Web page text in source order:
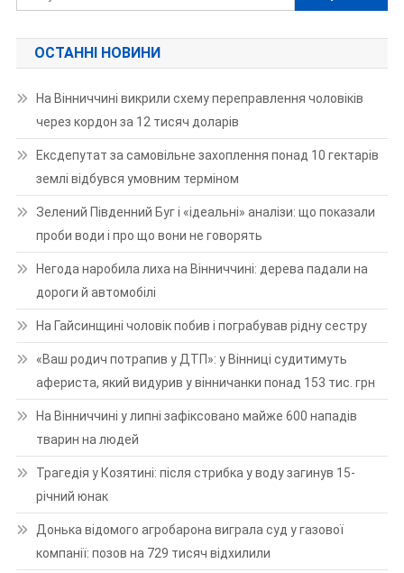
ОСТАННІ НОВИНИ
На Вінниччині викрили схему переправлення чоловіків
через кордон за 12 тисяч доларів
Ексдепутат за самовільне захоплення понад 10 гектарів
землі відбувся умовним терміном
Зелений Південний Буг і «ідеальні» аналізи: що показали
проби води і про що вони не говорять
Негода наробила лиха на Вінниччині: дерева падали на
дороги й автомобілі
На Гайсинщині чоловік побив і пограбував рідну сестру
«Ваш родич потрапив у ДТП»: у Вінниці судитимуть
афериста, який видурив у вінничанки понад 153 тис. грн
На Вінниччині у липні зафіксовано майже 600 нападів
тварин на людей
Трагедія у Козятині: після стрибка у воду загинув 15-
річний юнак
Донька відомого агробарона виграла суд у газової
компанії: позов на 729 тисяч відхилили